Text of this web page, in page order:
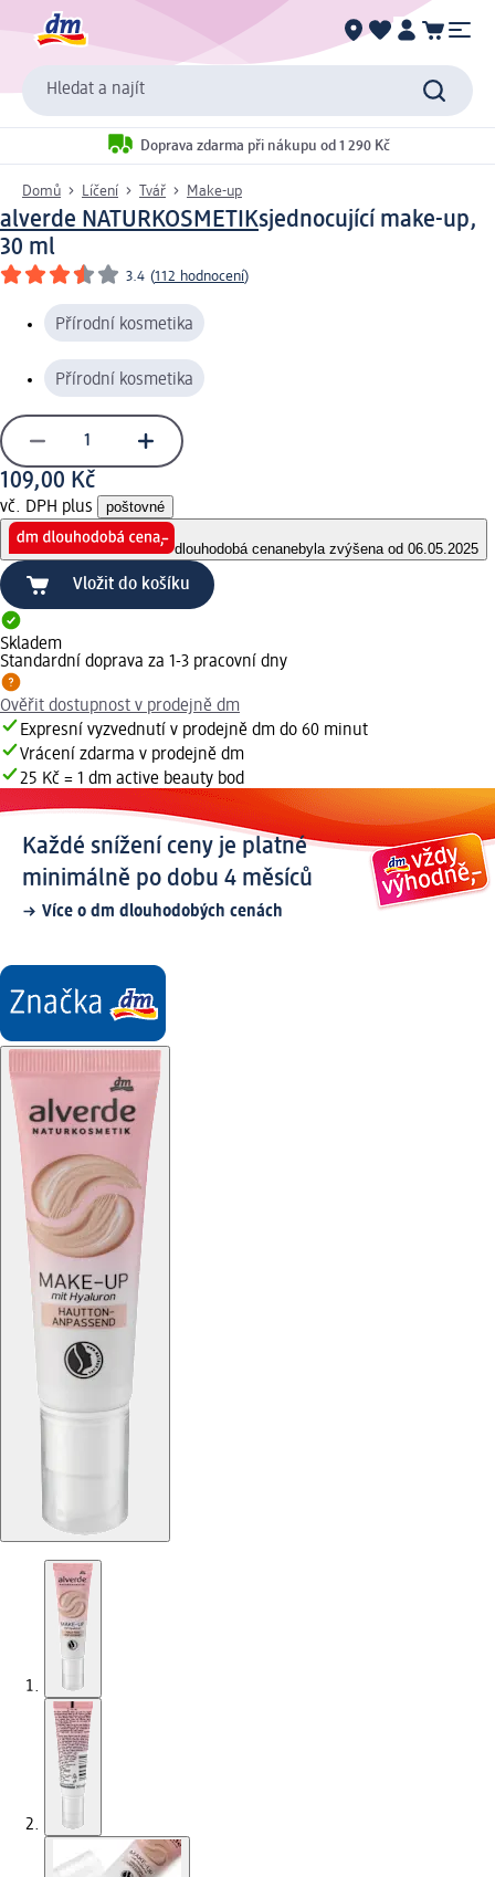
Hledat a najít
Doprava zdarma při nákupu od 1 290 Kč
Domů Líčení Tvář Make-up
alverde NATURKOSMETIKsjednocující make-up,
30 ml
3.4 (112 hodnocení)
Přírodní kosmetika
Přírodní kosmetika
109,00 Kč
vč. DPH plus poštovné
dlouhodobá cenanebyla zvýšena od 06.05.2025
Vložit do košíku
Skladem
Standardní doprava za 1-3 pracovní dny
Ověřit dostupnost v prodejně dm
Expresní vyzvednutí v prodejně dm do 60 minut
Vrácení zdarma v prodejně dm
25 Kč = 1 dm active beauty bod
Každé snížení ceny je platné
minimálně po dobu 4 měsíců
Více o dm dlouhodobých cenách